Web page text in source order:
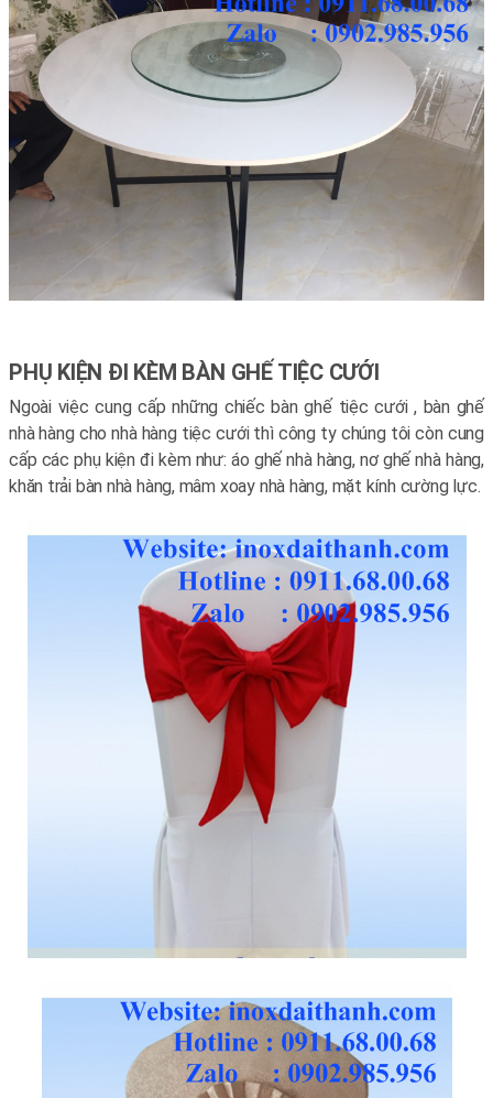
PHỤ KIỆN ĐI KÈM BÀN GHẾ TIỆC CƯỚI
Ngoài việc cung cấp những chiếc bàn ghế tiệc cưới , bàn ghế
nhà hàng cho nhà hàng tiệc cưới thì công ty chúng tôi còn cung
cấp các phụ kiện đi kèm như: áo ghế nhà hàng, nơ ghế nhà hàng,
khăn trải bàn nhà hàng, mâm xoay nhà hàng, mặt kính cường lực.